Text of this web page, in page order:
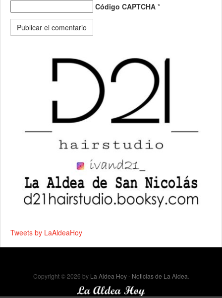
Código CAPTCHA *
Tweets by LaAldeaHoy
Copyright © 2026 by La Aldea Hoy - Noticias de La Aldea